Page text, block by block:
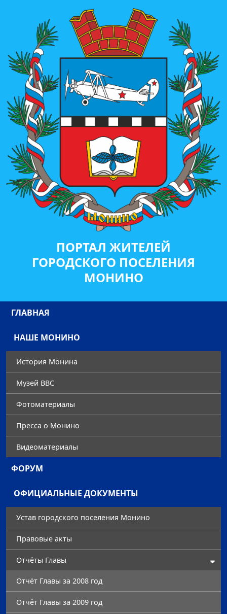
ПОРТАЛ ЖИТЕЛЕЙ
ГОРОДСКОГО ПОСЕЛЕНИЯ
МОНИНО
ГЛАВНАЯ
НАШЕ МОНИНО
История Монина
Музей ВВС
Фотоматериалы
Преccа о Монино
Видеоматериалы
ФОРУМ
ОФИЦИАЛЬНЫЕ ДОКУМЕНТЫ
Устав городского поселения Монино
Правовые акты
Отчёты Главы
Отчёт Главы за 2008 год
Отчёт Главы за 2009 год